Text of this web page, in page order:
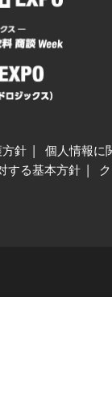
針 個人情報に
する基本方針